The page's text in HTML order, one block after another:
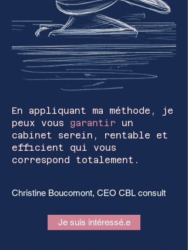
En appliquant ma méthode, je
peux vous garantir un
cabinet serein, rentable et
efficient qui vous
correspond totalement.
Christine Boucomont, CEO CBL consult
Je suis intéressé.e